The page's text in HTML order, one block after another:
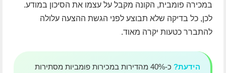
במכירה פומבית, הקונה מקבל על עצמו את הסיכון במודע.
לכן, כל בדיקה שלא תבוצע לפני הגשת ההצעה עלולה
להתברר כטעות יקרה מאוד.
הידעת?
כ-40% מהדירות במכירות פומביות מסתירות